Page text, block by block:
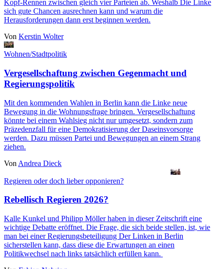
Kopf-Rennen zwischen gleich vier Parteien ab. Weshalb Die Linke
sich gute Chancen ausrechnen kann und warum die
Herausforderungen dann erst beginnen werden.
Von Kerstin Wolter
Wohnen/Stadtpolitik
Vergesellschaftung zwischen Gegenmacht und
Regierungspolitik
Mit den kommenden Wahlen in Berlin kann die Linke neue
Bewegung in die Wohnungsfrage bringen. Vergesellschaftung
könnte bei einem Wahlsieg nicht nur umgesetzt, sondern zum
Präzedenzfall für eine Demokratisierung der Daseinsvorsorge
werden. Dazu müssen Partei und Bewegungen an einem Strang
ziehen.
Von Andrea Dieck
Regieren oder doch lieber opponieren?
Rebellisch Regieren 2026?
Kalle Kunkel und Philipp Möllerhaben in dieser Zeitschrift eine
wichtige Debatte eröffnet. Die Frage, die sich beide stellen, ist, wie
man bei einer Regierungsbeteiligung Der Linken in Berlin
sicherstellen kann, dass diese die Erwartungen an einen
Politikwechsel nach links tatsächlich erfüllen kann.